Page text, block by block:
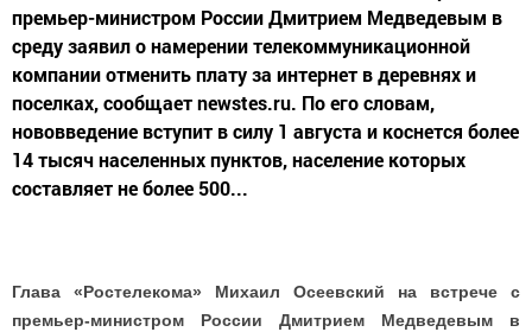
премьер-министром России Дмитрием Медведевым в
среду заявил о намерении телекоммуникационной
компании отменить плату за интернет в деревнях и
поселках, сообщает newstes.ru. По его словам,
нововведение вступит в силу 1 августа и коснется более
14 тысяч населенных пунктов, население которых
составляет не более 500...
Глава «Ростелекома» Михаил Осеевский на встрече с
премьер-министром России Дмитрием Медведевым в